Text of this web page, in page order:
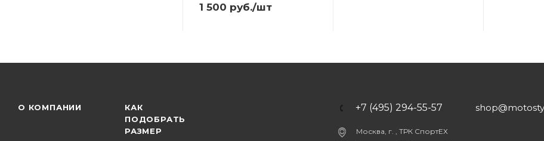
1 500 руб./шт
О КОМПАНИИ
КАК
ПОДОБРАТЬ
РАЗМЕР
+7 (495) 294-55-57
Москва, г. , ТРК СпортЕХ